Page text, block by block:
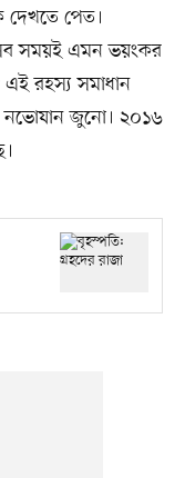
পেত।
সব সময়ই এমন ভয়ংকর
রহস্য সমাধান
নভোযান জুনো। ২০১৬